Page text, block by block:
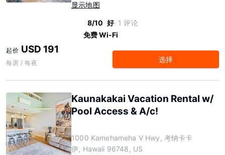
显示地图
8/10 好 1 评论
免费 Wi-Fi
起价 USD 191
每房 / 每夜 选择
Kaunakakai Vacation Rental w/
Pool Access & A/c!
1000 Kamehameha V Hwy, 考纳卡卡
伊, Hawaii 96748, US